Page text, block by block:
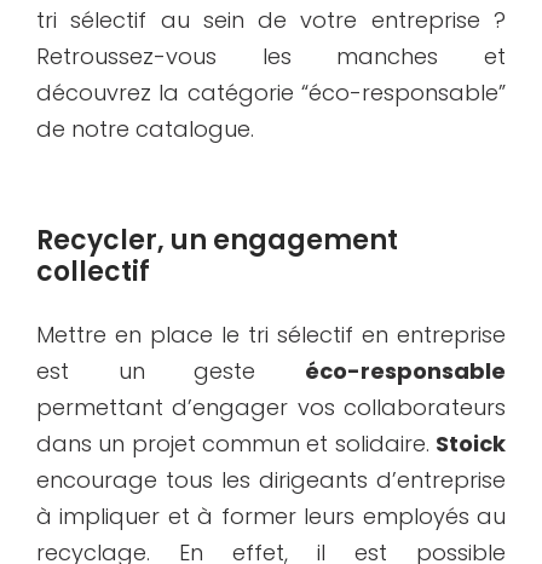
tri sélectif au sein de votre entreprise ?
Retroussez-vous les manches et
découvrez la catégorie “éco-responsable”
de notre catalogue.
Recycler, un engagement
collectif
Mettre en place le tri sélectif en entreprise
est un geste éco-responsable
permettant d’engager vos collaborateurs
dans un projet commun et solidaire. Stoick
encourage tous les dirigeants d’entreprise
à impliquer et à former leurs employés au
recyclage. En effet, il est possible